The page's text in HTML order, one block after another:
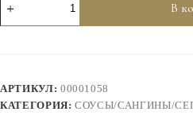
товара
Соус
(5
шт.)
В
АРТИКУЛ: 00001058
КАТЕГОРИЯ:СОУСЫ/САНГИНЫ/